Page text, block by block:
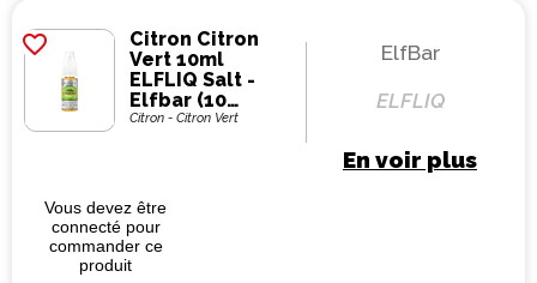
favorite_border
Citron Citron
Vert 10ml
ELFLIQ Salt -
Elfbar (10
pièces)
Citron - Citron Vert
ElfBar
ELFLIQ
En voir plus
Vous devez être
connecté pour
commander ce
produit